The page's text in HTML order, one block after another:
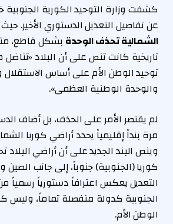
كشفت وزارة التوحيد الكورية
عن تفاصيل التعديل الدستوري الأخير.
الشمالية تحذف الوحدة بشكل قاطع،
تاريخية كانت تنص على أن البلاد
توحيد الوطن الأم على أساس
والوحدة الوطنية العظمى».
لم يقتصر الأمر على الحذف، بل أضاف
مرة بنداً إقليمياً يحدد أراضي كوريا
وينص البند الجديد على أن أراضي البلاد
كوريا (الجنوبية) جنوباً، إلى جانب
التعديل يعكس اعترافاً دستورياً رسمياً
الجنوبية كدولة منفصلة تماماً، وليس
الوطن الأم.